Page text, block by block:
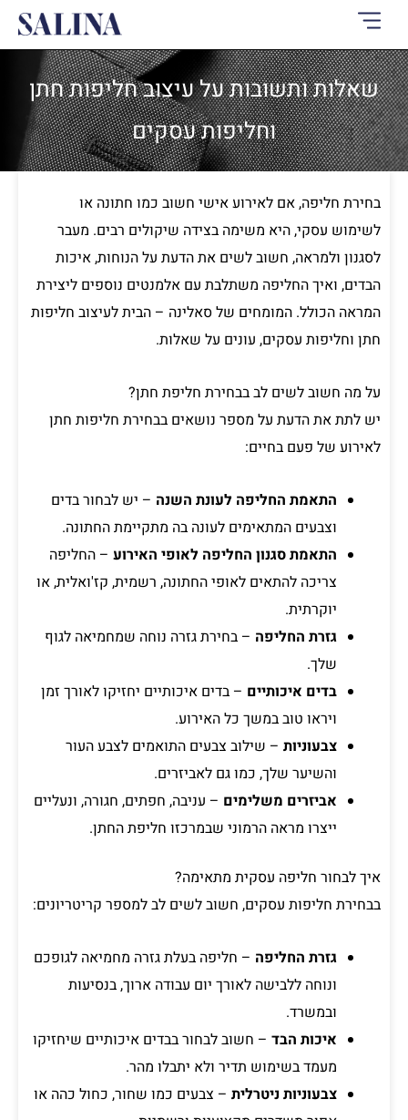
שאלות ותשובות על עיצוב חליפות חתן
וחליפות עסקים
בחירת חליפה, אם לאירוע אישי חשוב כמו חתונה או
לשימוש עסקי, היא משימה בצידה שיקולים רבים. מעבר
לסגנון ולמראה, חשוב לשים את הדעת על הנוחות, איכות
הבדים, ואיך החליפה משתלבת עם אלמנטים נוספים ליצירת
המראה הכולל. המומחים של סאלינה – הבית לעיצוב חליפות
חתן וחליפות עסקים, עונים על שאלות.
על מה חשוב לשים לב בבחירת חליפת חתן?
יש לתת את הדעת על מספר נושאים בבחירת חליפות חתן
לאירוע של פעם בחיים:
התאמת החליפה לעונת השנה – יש לבחור בדים
וצבעים המתאימים לעונה בה מתקיימת החתונה.
התאמת סגנון החליפה לאופי האירוע – החליפה
צריכה להתאים לאופי החתונה, רשמית, קז'ואלית, או
יוקרתית.
גזרת החליפה – בחירת גזרה נוחה שמחמיאה לגוף
שלך.
בדים איכותיים – בדים איכותיים יחזיקו לאורך זמן
ויראו טוב במשך כל האירוע.
צבעוניות – שילוב צבעים התואמים לצבע העור
והשיער שלך, כמו גם לאביזרים.
אביזרים משלימים – עניבה, חפתים, חגורה, ונעליים
ייצרו מראה הרמוני שבמרכזו חליפת החתן.
איך לבחור חליפה עסקית מתאימה?
בבחירת חליפות עסקים, חשוב לשים לב למספר קריטריונים:
גזרת החליפה – חליפה בעלת גזרה מחמיאה לגופכם
ונוחה ללבישה לאורך יום עבודה ארוך, בנסיעות
ובמשרד.
איכות הבד – חשוב לבחור בבדים איכותיים שיחזיקו
מעמד בשימוש תדיר ולא יתבלו מהר.
צבעוניות ניטרלית – צבעים כמו שחור, כחול כהה או